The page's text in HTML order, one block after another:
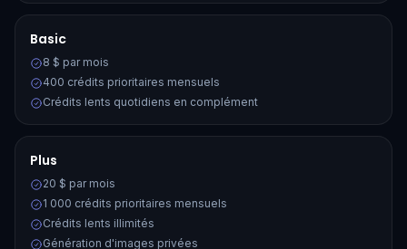
Basic
8 $ par mois
400 crédits prioritaires mensuels
Crédits lents quotidiens en complément
Plus
20 $ par mois
1 000 crédits prioritaires mensuels
Crédits lents illimités
Génération d'images privées